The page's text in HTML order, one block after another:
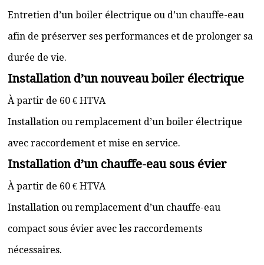
Entretien d’un boiler électrique ou d’un chauffe-eau
afin de préserver ses performances et de prolonger sa
durée de vie.
Installation d’un nouveau boiler électrique
À partir de 60 € HTVA
Installation ou remplacement d’un boiler électrique
avec raccordement et mise en service.
Installation d’un chauffe-eau sous évier
À partir de 60 € HTVA
Installation ou remplacement d’un chauffe-eau
compact sous évier avec les raccordements
nécessaires.